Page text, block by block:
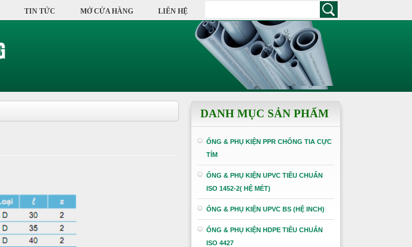
TIN TỨC MỞ CỬA HÀNG LIÊN HỆ
DANH MỤC SẢN PHẨM
ỐNG & PHỤ KIỆN PPR CHỐNG TIA CỰC
TÍM
ỐNG & PHỤ KIỆN UPVC TIÊU CHUẨN
ISO 1452-2( HỆ MÉT)
ỐNG & PHỤ KIỆN UPVC BS (HỆ INCH)
ỐNG & PHỤ KIỆN HDPE TIÊU CHUẨN
ISO 4427